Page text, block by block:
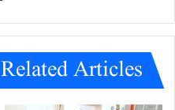
Related Articles